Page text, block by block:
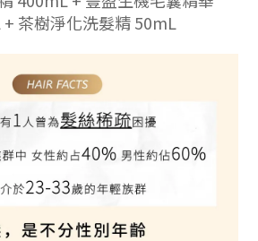
+ 茶樹淨化洗髮精 50mL